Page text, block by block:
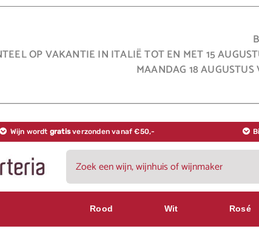
OP VAKANTIE IN ITALIË TOT EN MET 15
MAANDAG 18
Wijn wordt gratisverzonden vanaf €50,-
Zoeken
naar:
Rood Wit Rosé